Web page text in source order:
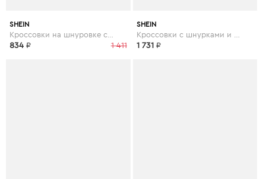
SHEIN
1 411
834 ₽
SHEIN
1 731 ₽